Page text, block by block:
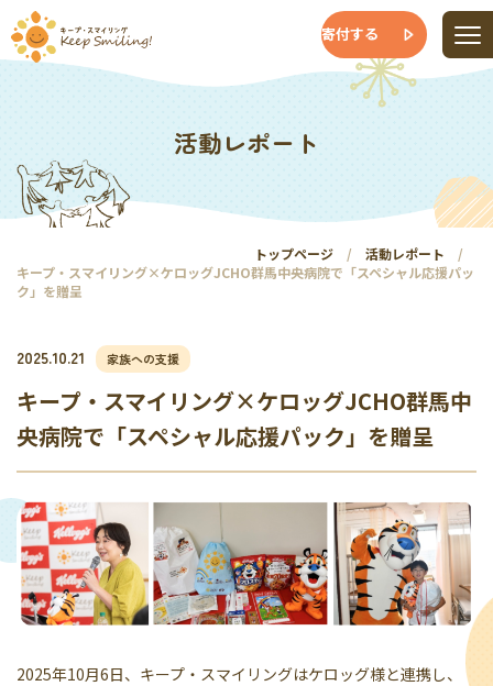
寄付する
活動レポート
トップページ
活動レポート
キープ・スマイリング×ケロッグJCHO群馬中央病院で「スペシャル応援パッ
ク」を贈呈
2025.10.21 家族への支援
キープ・スマイリング×ケロッグJCHO群馬中
央病院で「スペシャル応援パック」を贈呈
2025年10月6日、キープ・スマイリングはケロッグ様と連携し、